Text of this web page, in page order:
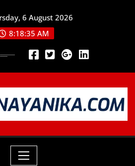
6 August 2026
8:18:37 AM